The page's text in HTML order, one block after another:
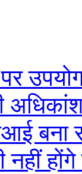
नहीं